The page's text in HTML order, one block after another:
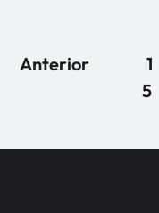
Anterior 1
5